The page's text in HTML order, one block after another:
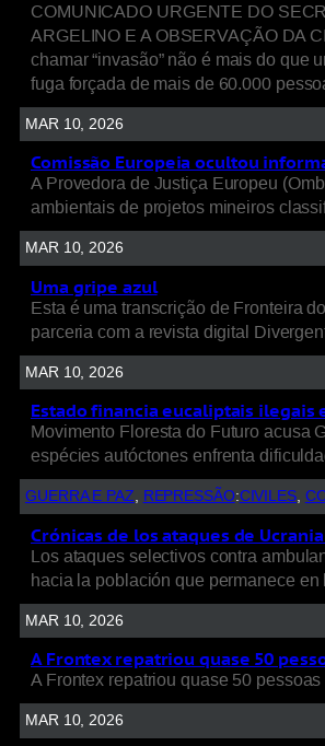
COMUNICADO URGENTE DO
ARGELINO E A OBSERVAÇÃO DA
chamar “invasão” não é mais do que
fuga forçada de mais de 60.000
MAR 10, 2026
Comissão Europeia ocultou
A Provedora de Justiça Europeu
ambientais de projetos mineiros
MAR 10, 2026
Uma gripe azul
Esta é uma transcrição de Fronteira
parceria com a revista digital
MAR 10, 2026
Estado financia eucaliptais ilegais
Movimento Floresta do Futuro acusa
espécies autóctones enfrenta
GUERRA E PAZ, REPRESSÃO:CIVILES,
Crónicas de los ataques de
Los ataques selectivos contra
hacia la población que permanece
MAR 10, 2026
A Frontex repatriou quase 50
A Frontex repatriou quase 50
MAR 10, 2026